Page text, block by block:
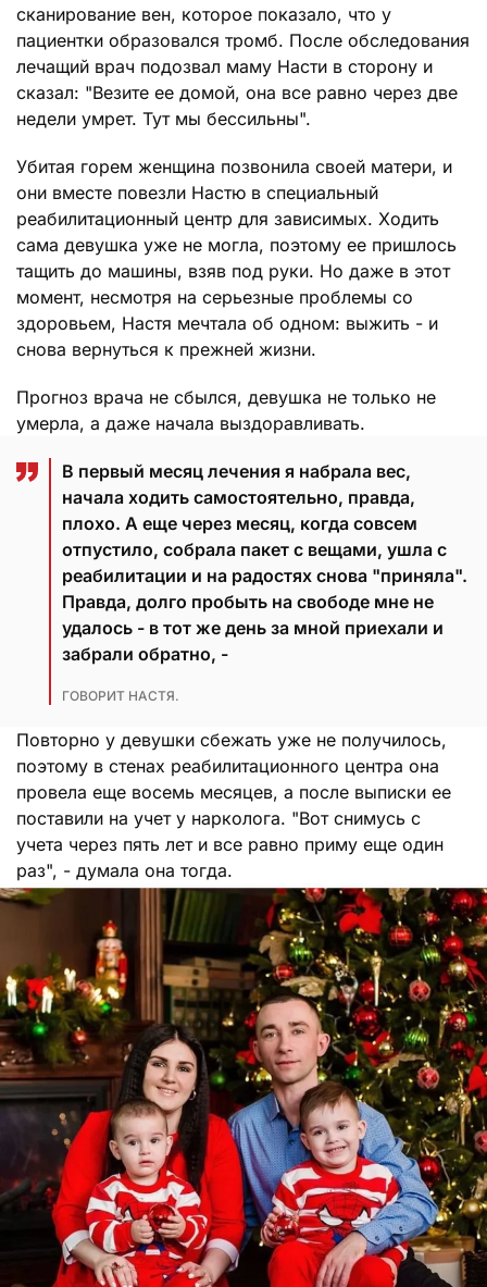
сканирование вен, которое показало, что у
пациентки образовался тромб. После обследования
лечащий врач подозвал маму Насти в сторону и
сказал: "Везите ее домой, она все равно через две
недели умрет. Тут мы бессильны".
Убитая горем женщина позвонила своей матери, и
они вместе повезли Настю в специальный
реабилитационный центр для зависимых. Ходить
сама девушка уже не могла, поэтому ее пришлось
тащить до машины, взяв под руки. Но даже в этот
момент, несмотря на серьезные проблемы со
здоровьем, Настя мечтала об одном: выжить - и
снова вернуться к прежней жизни.
Прогноз врача не сбылся, девушка не только не
умерла, а даже начала выздоравливать.
В первый месяц лечения я набрала вес,
начала ходить самостоятельно, правда,
плохо. А еще через месяц, когда совсем
отпустило, собрала пакет с вещами, ушла с
реабилитации и на радостях снова "приняла".
Правда, долго пробыть на свободе мне не
удалось - в тот же день за мной приехали и
забрали обратно, -
ГОВОРИТ НАСТЯ.
Повторно у девушки сбежать уже не получилось,
поэтому в стенах реабилитационного центра она
провела еще восемь месяцев, а после выписки ее
поставили на учет у нарколога. "Вот снимусь с
учета через пять лет и все равно приму еще один
раз", - думала она тогда.